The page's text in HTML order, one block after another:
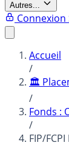
Autres...
Connexion
Accueil
/
🏛️
/
Fonds :
/
FIP/FCPI